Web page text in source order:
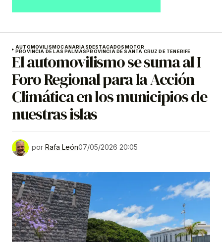
AUTOMOVILISMOCANARIASDESTACADOSMOTOR
PROVINCIA DE LAS PALMASPROVINCIA DE SANTA CRUZ DE TENERIFE
El automovilismo se suma al I
Foro Regional para la Acción
Climática en los municipios de
nuestras islas
por Rafa León07/05/2026 20:05